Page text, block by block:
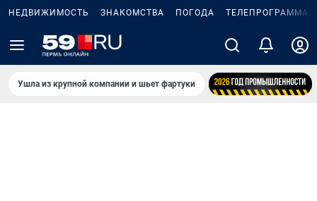
НЕДВИЖИМОСТЬ ЗНАКОМСТВА ПОГОДА ТЕЛЕПРОГРАММА
Ушла из крупной компании и шьет фартуки